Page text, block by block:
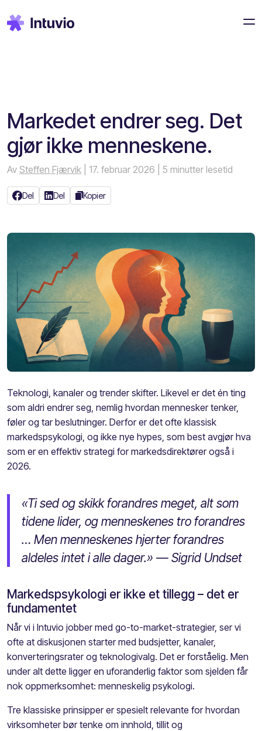
Markedet endrer seg. Det
gjør ikke menneskene.
Av Steffen Fjærvik | 17. februar 2026 | 5 minutter lesetid
Del Del Kopier
Teknologi, kanaler og trender skifter. Likevel er det én ting
som aldri endrer seg, nemlig hvordan mennesker tenker,
føler og tar beslutninger. Derfor er det ofte klassisk
markedspsykologi, og ikke nye hypes, som best avgjør hva
som er en effektiv strategi for markedsdirektører også i
2026.
«Ti sed og skikk forandres meget, alt som
tidene lider, og menneskenes tro forandres
… Men menneskenes hjerter forandres
aldeles intet i alle dager.» — Sigrid Undset
Markedspsykologi er ikke et tillegg – det er
fundamentet
Når vi i Intuvio jobber med go-to-market-strategier, ser vi
ofte at diskusjonen starter med budsjetter, kanaler,
konverteringsrater og teknologivalg. Det er forståelig. Men
under alt dette ligger en uforanderlig faktor som sjelden får
nok oppmerksomhet: menneskelig psykologi.
Tre klassiske prinsipper er spesielt relevante for hvordan
virksomheter bør tenke om innhold, tillit og